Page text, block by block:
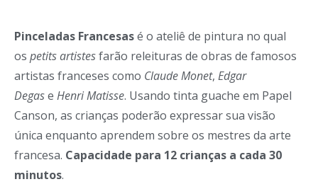
Pinceladas Francesasé o ateliê de pintura no qual
os petits artistesfarão releituras de obras de famosos
artistas franceses como Claude Monet, Edgar
Degase Henri Matisse. Usando tinta guache em Papel
Canson, as crianças poderão expressar sua visão
única enquanto aprendem sobre os mestres da arte
francesa. Capacidade para 12 crianças a cada 30
minutos.